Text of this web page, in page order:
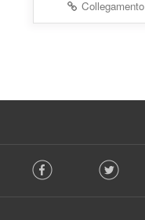
i
z
Collegamento
o Facebook Twitter